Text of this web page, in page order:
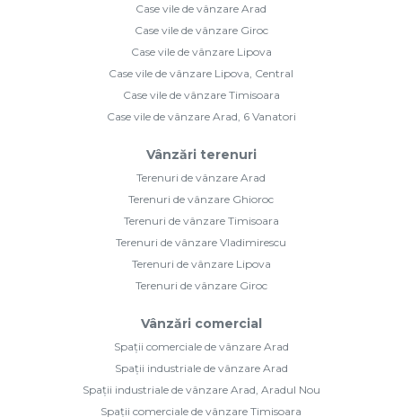
Case vile de vânzare Arad
Case vile de vânzare Giroc
Case vile de vânzare Lipova
Case vile de vânzare Lipova, Central
Case vile de vânzare Timisoara
Case vile de vânzare Arad, 6 Vanatori
Vânzări terenuri
Terenuri de vânzare Arad
Terenuri de vânzare Ghioroc
Terenuri de vânzare Timisoara
Terenuri de vânzare Vladimirescu
Terenuri de vânzare Lipova
Terenuri de vânzare Giroc
Vânzări comercial
Spații comerciale de vânzare Arad
Spații industriale de vânzare Arad
Spații industriale de vânzare Arad, Aradul Nou
Spații comerciale de vânzare Timisoara